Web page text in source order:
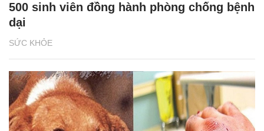
SỨC KHỎE
500 sinh viên đồng hành phòng chống bệnh
dại